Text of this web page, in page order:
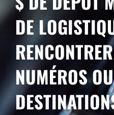
DE
NUMÉROS